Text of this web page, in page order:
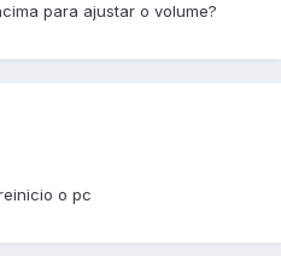
para ajustar o volume?
o pc